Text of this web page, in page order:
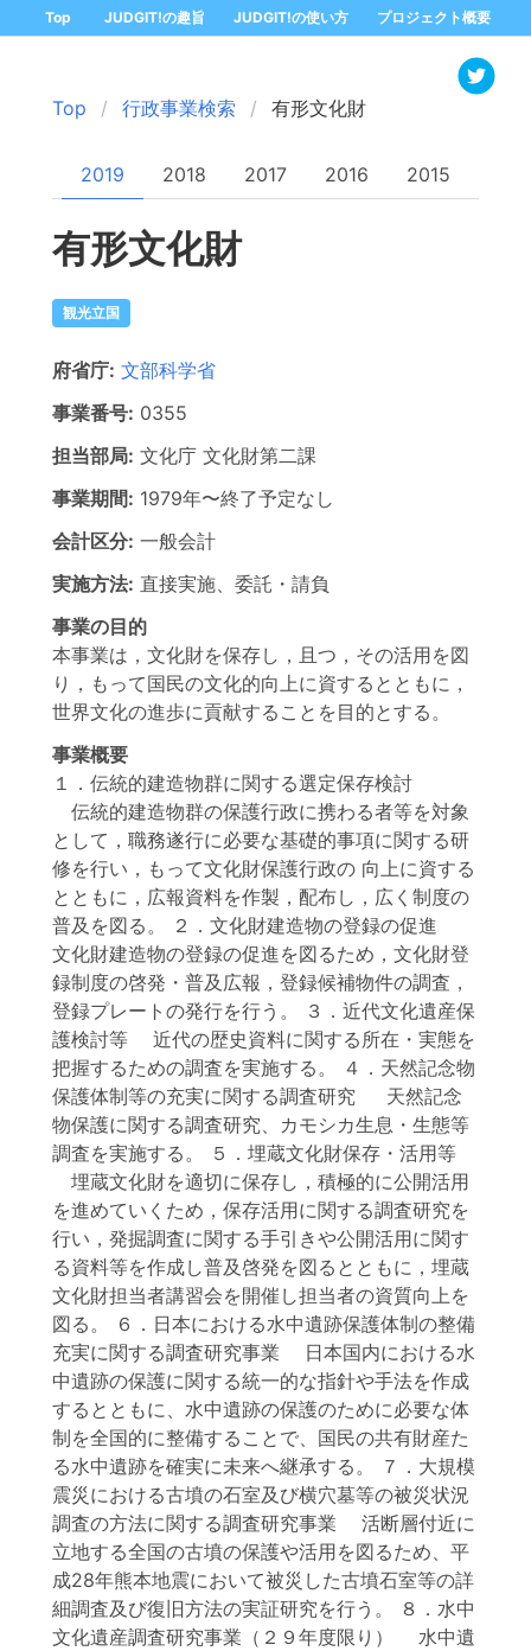
Top JUDGIT!の趣旨 JUDGIT!の使い方 プロジェクト概要
Top 行政事業検索 有形文化財
2019 2018 2017 2016 2015
有形文化財
観光立国
府省庁: 文部科学省
事業番号: 0355
担当部局: 文化庁 文化財第二課
事業期間: 1979年〜終了予定なし
会計区分: 一般会計
実施方法: 直接実施、委託・請負
事業の目的
本事業は，文化財を保存し，且つ，その活用を図
り，もって国民の文化的向上に資するとともに，
世界文化の進歩に貢献することを目的とする。
事業概要
１．伝統的建造物群に関する選定保存検討
伝統的建造物群の保護行政に携わる者等を対象
として，職務遂行に必要な基礎的事項に関する研
修を行い，もって文化財保護行政の 向上に資する
とともに，広報資料を作製，配布し，広く制度の
普及を図る。 ２．文化財建造物の登録の促進
文化財建造物の登録の促進を図るため，文化財登
録制度の啓発・普及広報，登録候補物件の調査，
登録プレートの発行を行う。 ３．近代文化遺産保
護検討等 近代の歴史資料に関する所在・実態を
把握するための調査を実施する。 ４．天然記念物
保護体制等の充実に関する調査研究 天然記念
物保護に関する調査研究、カモシカ生息・生態等
調査を実施する。 ５．埋蔵文化財保存・活用等
埋蔵文化財を適切に保存し，積極的に公開活用
を進めていくため，保存活用に関する調査研究を
行い，発掘調査に関する手引きや公開活用に関す
る資料等を作成し普及啓発を図るとともに，埋蔵
文化財担当者講習会を開催し担当者の資質向上を
図る。 ６．日本における水中遺跡保護体制の整備
充実に関する調査研究事業 日本国内における水
中遺跡の保護に関する統一的な指針や手法を作成
するとともに、水中遺跡の保護のために必要な体
制を全国的に整備することで、国民の共有財産た
る水中遺跡を確実に未来へ継承する。 ７．大規模
震災における古墳の石室及び横穴墓等の被災状況
調査の方法に関する調査研究事業 活断層付近に
立地する全国の古墳の保護や活用を図るため、平
成28年熊本地震において被災した古墳石室等の詳
細調査及び復旧方法の実証研究を行う。 ８．水中
文化遺産調査研究事業（２９年度限り） 水中遺